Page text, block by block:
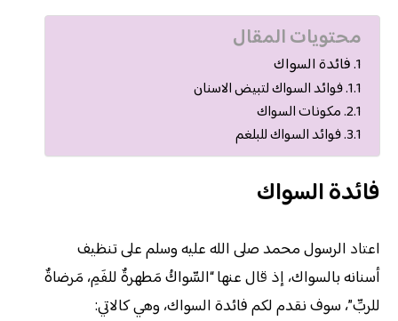
محتويات المقال
فائدة السواك
فوائد السواك لتبيض الاسنان
مكونات السواك
فوائد السواك للبلغم
فائدة السواك
اعتاد الرسول محمد صلى الله عليه وسلم على تنظيف
أسنانه بالسواك، إذ قال عنها “السِّواكُ مَطهرةٌ للفَمِ، مَرضاةٌ
للربِّ”، سوف نقدم لكم فائدة السواك، وهي كالاتي: